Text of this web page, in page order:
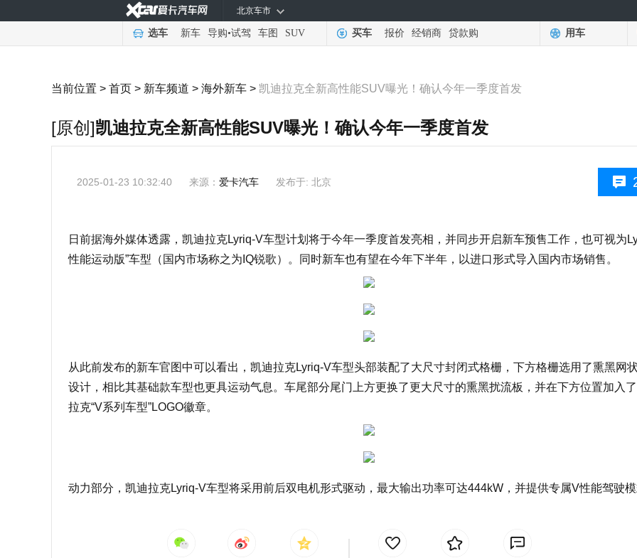
北京车市
选车 新车 导购•试驾 车图 SUV 买车 报价 经销商 贷款购 用车
当前位置 > 首页 > 新车频道 > 海外新车 > 凯迪拉克全新高性能SUV曝光！确认今年一季度首发
[原创]凯迪拉克全新高性能SUV曝光！确认今年一季度首发
2025-01-23 10:32:40 来源： 爱卡汽车 发布于: 北京
日前据海外媒体透露，凯迪拉克Lyriq-V车型计划将于今年一季度首发亮相，并同步开启新车预售工作，也可视为
性能运动版”车型（国内市场称之为IQ锐歌）。同时新车也有望在今年下半年，以进口形式导入国内市场销售。
从此前发布的新车官图中可以看出，凯迪拉克Lyriq-V车型头部装配了大尺寸封闭式格栅，下方格栅选用了熏黑网
设计，相比其基础款车型也更具运动气息。车尾部分尾门上方更换了更大尺寸的熏黑扰流板，并在下方位置加入
拉克“V系列车型”LOGO徽章。
动力部分，凯迪拉克Lyriq-V车型将采用前后双电机形式驱动，最大输出功率可达444kW，并提供专属V性能驾驶模